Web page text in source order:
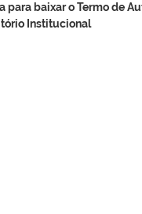
para baixar o Termo de
Institucional